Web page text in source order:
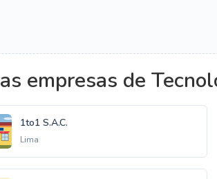
empresas de
1to1 S.A.C.
Lima